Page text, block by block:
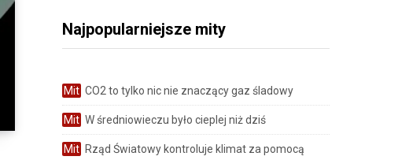
Najpopularniejsze mity
Mit CO2 to tylko nic nie znaczący gaz śladowy
Mit W średniowieczu było cieplej niż dziś
Mit Rząd Światowy kontroluje klimat za pomocą